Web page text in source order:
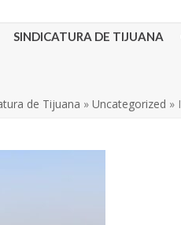
SINDICATURA DE TIJUANA
de Tijuana » Uncategorized »